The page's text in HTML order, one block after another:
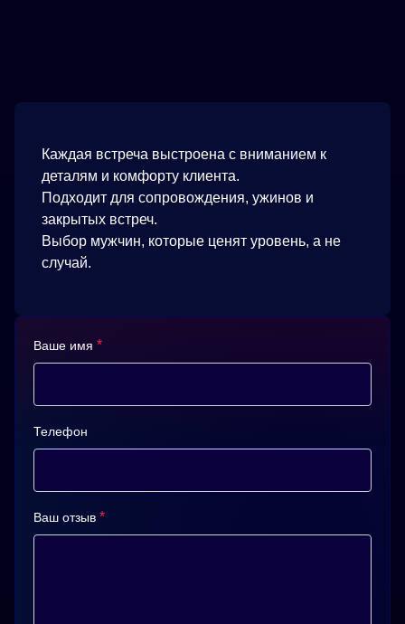
Каждая встреча выстроена с вниманием к
деталям и комфорту клиента.
Подходит для сопровождения, ужинов и
закрытых встреч.
Выбор мужчин, которые ценят уровень, а не
случай.
Ваше имя *
Телефон
Ваш отзыв *